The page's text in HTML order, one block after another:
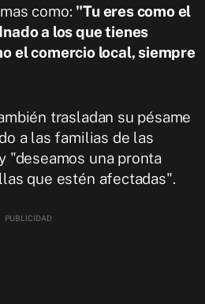
como: "Tu eres como el
a los que tienes
el comercio local, siempre
trasladan su pésame
a las familias de las
"deseamos una pronta
que estén afectadas".